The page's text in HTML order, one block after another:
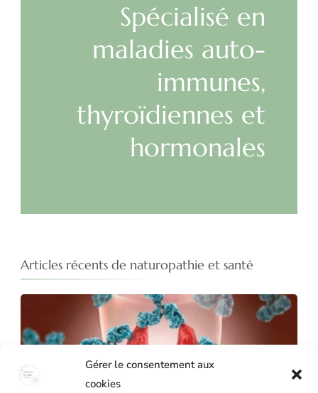
Gérer le consentement aux
cookies
Spécialisé en
maladies auto-
immunes,
thyroïdiennes et
hormonales
Articles récents de naturopathie et santé